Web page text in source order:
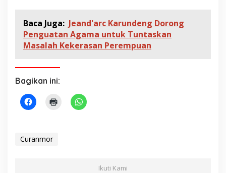
Baca Juga: Jeand'arc Karundeng Dorong
Penguatan Agama untuk Tuntaskan
Masalah Kekerasan Perempuan
Bagikan ini:
Curanmor
Ikuti Kami